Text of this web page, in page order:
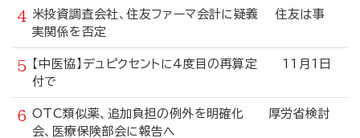
米投資調査会社、住友ファーマ会計に疑義 住友は事
実関係を否定
【中医協】デュピクセントに4度目の再算定 11月1日
付で
OTC類似薬、追加負担の例外を明確化 厚労省検討
会、医療保険部会に報告へ